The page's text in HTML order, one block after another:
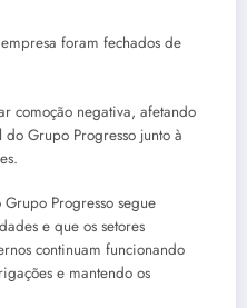
foram fechados de
comoção negativa, afetando
Grupo Progresso junto à
Progresso segue
e que os setores
continuam funcionando
e mantendo os